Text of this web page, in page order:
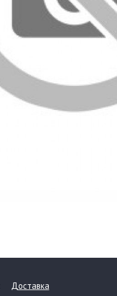
Доставка